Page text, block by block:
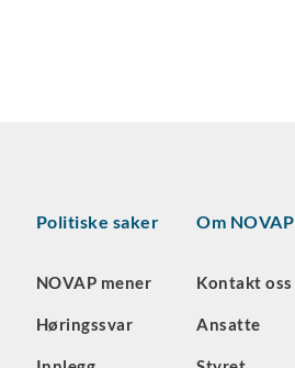
Politiske saker
NOVAP mener
Høringssvar
Om NOVAP
Kontakt oss
Ansatte